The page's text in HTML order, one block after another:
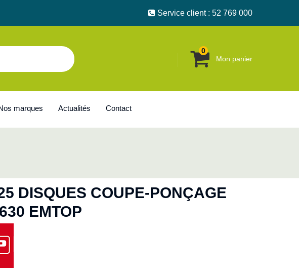
Service client : 52 769 000
0
Mon panier
marques Actualités Contact
DISQUES COUPE-PONÇAGE
EMTOP